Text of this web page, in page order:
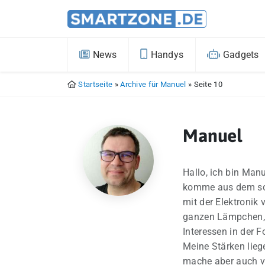
News Handys Gadgets
Startseite »Archive für Manuel » Seite 10
Manuel
Hallo, ich bin
komme aus dem
mit der Elektronik
ganzen
Interessen in der
Meine Stärken
mache aber auch